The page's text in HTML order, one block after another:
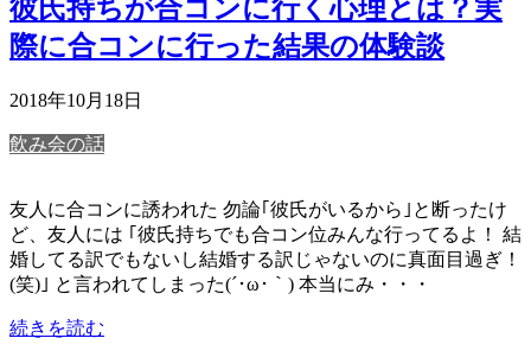
彼氏持ちが合コンに行く心理とは？実
際に合コンに行った結果の体験談
2018年10月18日
飲み会の話
友人に合コンに誘われた 勿論｢彼氏がいるから｣と断ったけ
ど、友人には ｢彼氏持ちでも合コン位みんな行ってるよ！ 結
婚してる訳でもないし結婚する訳じゃないのに真面目過ぎ！
(笑)｣ と言われてしまった(´･ω･｀) 本当にみ・・・
続きを読む